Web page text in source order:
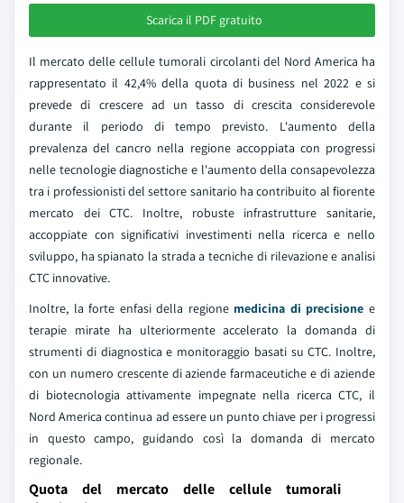
Scarica il PDF gratuito
Il mercato delle cellule tumorali circolanti del Nord America ha
rappresentato il 42,4% della quota di business nel 2022 e si
prevede di crescere ad un tasso di crescita considerevole
durante il periodo di tempo previsto. L'aumento della
prevalenza del cancro nella regione accoppiata con progressi
nelle tecnologie diagnostiche e l'aumento della consapevolezza
tra i professionisti del settore sanitario ha contribuito al fiorente
mercato dei CTC. Inoltre, robuste infrastrutture sanitarie,
accoppiate con significativi investimenti nella ricerca e nello
sviluppo, ha spianato la strada a tecniche di rilevazione e analisi
CTC innovative.
Inoltre, la forte enfasi della regione medicina di precisione e
terapie mirate ha ulteriormente accelerato la domanda di
strumenti di diagnostica e monitoraggio basati su CTC. Inoltre,
con un numero crescente di aziende farmaceutiche e di aziende
di biotecnologia attivamente impegnate nella ricerca CTC, il
Nord America continua ad essere un punto chiave per i progressi
in questo campo, guidando così la domanda di mercato
regionale.
Quota del mercato delle cellule tumorali